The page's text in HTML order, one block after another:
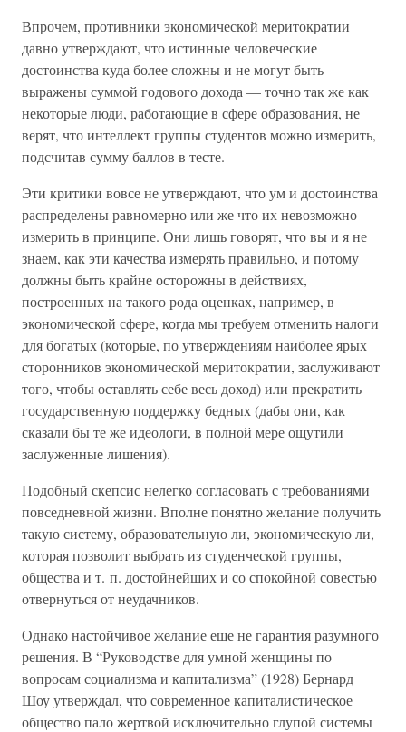
Впрочем, противники экономической меритократии
давно утверждают, что истинные человеческие
достоинства куда более сложны и не могут быть
выражены суммой годового дохода — точно так же как
некоторые люди, работающие в сфере образования, не
верят, что интеллект группы студентов можно измерить,
подсчитав сумму баллов в тесте.
Эти критики вовсе не утверждают, что ум и достоинства
распределены равномерно или же что их невозможно
измерить в принципе. Они лишь говорят, что вы и я не
знаем, как эти качества измерять правильно, и потому
должны быть крайне осторожны в действиях,
построенных на такого рода оценках, например, в
экономической сфере, когда мы требуем отменить налоги
для богатых (которые, по утверждениям наиболее ярых
сторонников экономической меритократии, заслуживают
того, чтобы оставлять себе весь доход) или прекратить
государственную поддержку бедных (дабы они, как
сказали бы те же идеологи, в полной мере ощутили
заслуженные лишения).
Подобный скепсис нелегко согласовать с требованиями
повседневной жизни. Вполне понятно желание получить
такую систему, образовательную ли, экономическую ли,
которая позволит выбрать из студенческой группы,
общества и т. п. достойнейших и со спокойной совестью
отвернуться от неудачников.
Однако настойчивое желание еще не гарантия разумного
решения. В “Руководстве для умной женщины по
вопросам социализма и капитализма” (1928) Бернард
Шоу утверждал, что современное капиталистическое
общество пало жертвой исключительно глупой системы